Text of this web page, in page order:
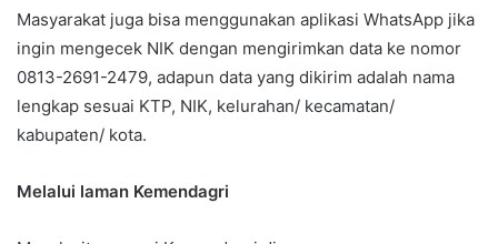
Masyarakat juga bisa menggunakan aplikasi WhatsApp jika
ingin mengecek NIK dengan mengirimkan data ke nomor
0813-2691-2479, adapun data yang dikirim adalah nama
lengkap sesuai KTP, NIK, kelurahan/ kecamatan/
kabupaten/ kota.
Melalui laman Kemendagri